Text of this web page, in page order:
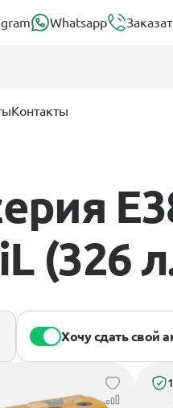
Whatsapp
Контакты
(326
Хочу сдать свой